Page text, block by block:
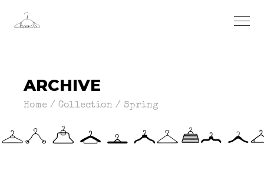
ARCHIVE
Home Collection Spring